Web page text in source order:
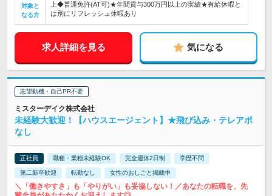
対象と
なる方
上◆普通免許(AT可)★年間賞与300万円以上の実績★有給休暇と
は別にリフレッシュ休暇あり
求人詳細を見る 気になる
志望動機・自己PR不要
ミスターデイク株式会社
未経験大歓迎！【ハウスエージェント】★飛び込み・テレアポ
なし
正社員 職種・業種未経験OK 完全週休2日制 学歴不問
第二新卒歓迎 転勤なし 女性のおしごと掲載中
＼「働きやすさ」も「やりがい」も妥協しない！／あなたの転職を、先